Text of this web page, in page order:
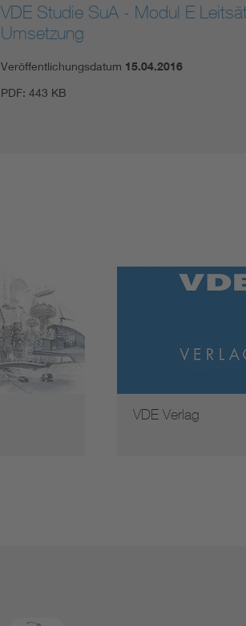
VDE Studie SuA - Modul E
Umsetzung
Veröffentlichungsdatum 15.04.2016
PDF: 443 KB
VDE Verlag